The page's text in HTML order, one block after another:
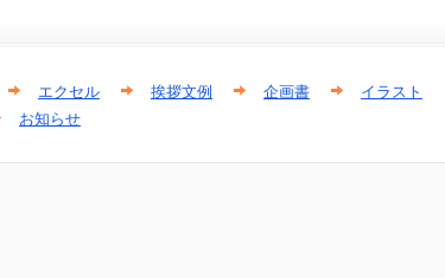
エクセル 挨拶文例 企画書
イラスト
お知らせ